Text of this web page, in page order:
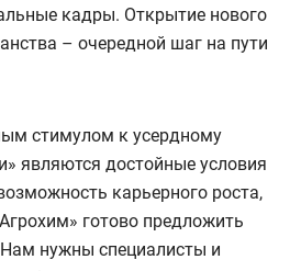
кадры. Открытие нового
– очередной шаг на пути
стимулом к усердному
являются достойные условия
карьерного роста,
готово предложить
нужны специалисты и